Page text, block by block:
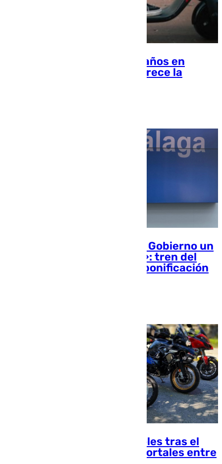
Adiós a los menores de 15 años en
patinete: el Gobierno endurece la
El PP de Málaga reclama al Gobierno un
«hat-trick de la movilidad»: tren del
litoral, mejoras en la A-7 y bonificación
La DGT refuerza los controles tras el
aumento de las víctimas mortales entre